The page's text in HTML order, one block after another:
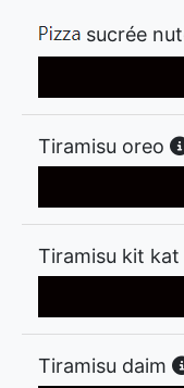
sucrée
Tiramisu oreo
Tiramisu kit kat
Tiramisu daim